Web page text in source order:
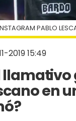
2019 15:49
en
PABLO